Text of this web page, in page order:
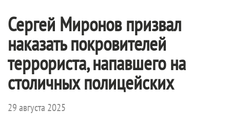
Сергей Миронов призвал
наказать покровителей
террориста, напавшего на
столичных полицейских
29 августа 2025